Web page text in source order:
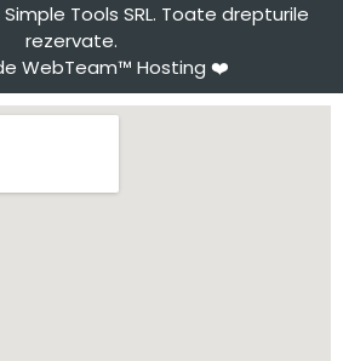
Tools SRL. Toate drepturile
rezervate.
WebTeam™ Hosting ❤️